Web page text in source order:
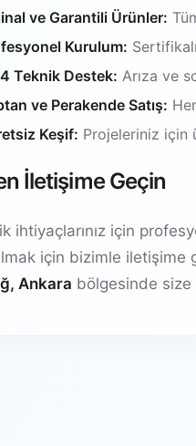
ve Garantili Ürünler:
Kurulum:
Teknik Destek: Arıza ve
ve Perakende Satış:
Keşif: Projeleriniz için
İletişime Geçin
ihtiyaçlarınız için
için bizimle iletişime
Ankara bölgesinde size